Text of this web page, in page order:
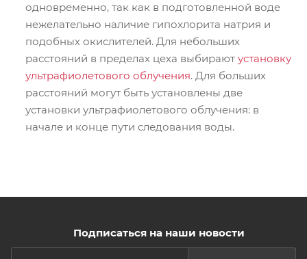
одновременно, так как в подготовленной воде
нежелательно наличие гипохлорита натрия и
подобных окислителей. Для небольших
расстояний в пределах цеха выбирают установку
ультрафиолетового облучения. Для больших
расстояний могут быть установлены две
установки ультрафиолетового облучения: в
начале и конце пути следования воды.
Подписаться на наши новости